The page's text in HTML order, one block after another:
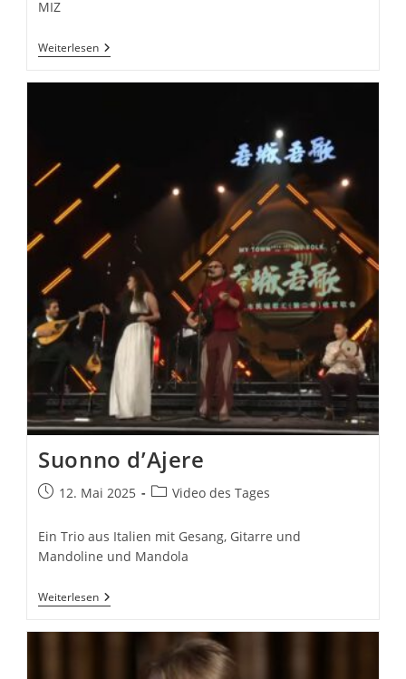
MIZ
WeiterlesenAmateurmusikstudie
Des
Suonno d’Ajere
Beitrag12. Mai 2025
Beitrags-
Video des Tages
Ein Trio aus Italien mit Gesang, Gitarre und
Mandoline und Mandola
WeiterlesenSuonno
D’Ajere